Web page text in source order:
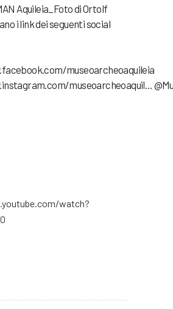
Aquileia_Foto di Ortolf
i link dei seguenti social
museoarcheoaquileia
museoarcheoaquil…
watch?